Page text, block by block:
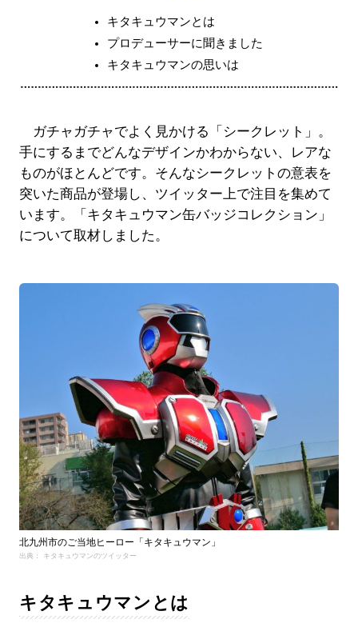
キタキュウマンとは
プロデューサーに聞きました
キタキュウマンの思いは
ガチャガチャでよく見かける「シークレット」。
手にするまでどんなデザインかわからない、レアな
ものがほとんどです。そんなシークレットの意表を
突いた商品が登場し、ツイッター上で注目を集めて
います。「キタキュウマン缶バッジコレクション」
について取材しました。
北九州市のご当地ヒーロー「キタキュウマン」
出典： キタキュウマンのツイッター
キタキュウマンとは